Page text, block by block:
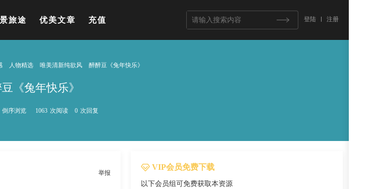
旅途 优美文章 充值 登陆 注册
人物精选 唯美清新纯欲风 醉醉豆《兔年快乐》
《兔年快乐》
倒序浏览 1063 次阅读 0 次回复
VIP会员免费下载
以下会员组可免费获取本资源
举报